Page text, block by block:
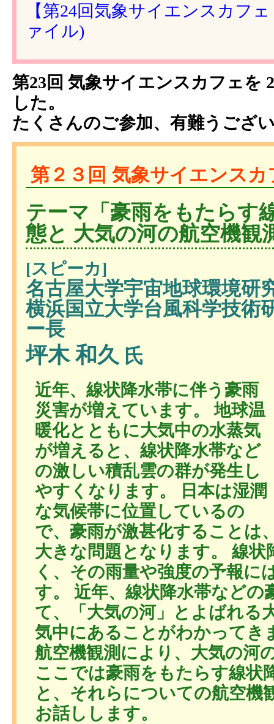
【第24回気象サイエンスカフ
ァイル)
第23回 気象サイエンスカフェを
した。
たくさんのご参加、有難うござ
第２３回 気象サイエンス
テーマ「豪雨をもたらす
態と 大気の河の航空機観
[スピーカ]
名古屋大学宇宙地球環境研
横浜国立大学台風科学技術
ー長
坪木 和久 氏
近年、線状降水帯に伴う豪雨
災害が増えています。 地球温
暖化とともに大気中の水蒸気
が増えると、線状降水帯など
の激しい積乱雲の群が発生し
やすくなります。 日本は湿潤
な気候帯に位置しているの
で、豪雨が激甚化することは
大きな問題となります。 線状
く、その雨量や強度の予報に
す。 近年、線状降水帯などの
て、「大気の河」とよばれる
気中にあることがわかってき
航空機観測により、大気の河
ここでは豪雨をもたらす線状
と、それらについての航空機
お話しします。